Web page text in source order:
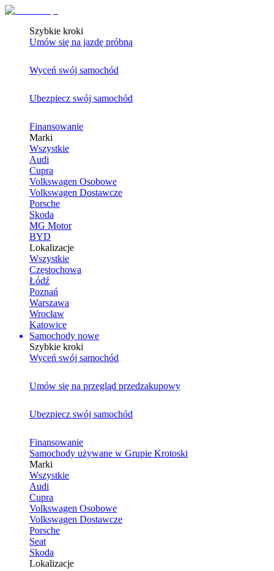
Szybkie kroki
Umów się na jazdę próbną
Wyceń swój samochód
Ubezpiecz swój samochód
Finansowanie
Marki
Wszystkie
Audi
Cupra
Volkswagen Osobowe
Volkswagen Dostawcze
Porsche
Skoda
MG Motor
BYD
Lokalizacje
Wszystkie
Częstochowa
Łódź
Poznań
Warszawa
Wrocław
Katowice
Samochody nowe
Szybkie kroki
Wyceń swój samochód
Umów się na przegląd przedzakupowy
Ubezpiecz swój samochód
Finansowanie
Samochody używane w Grupie Krotoski
Marki
Wszystkie
Audi
Cupra
Volkswagen Osobowe
Volkswagen Dostawcze
Porsche
Seat
Skoda
Lokalizacje